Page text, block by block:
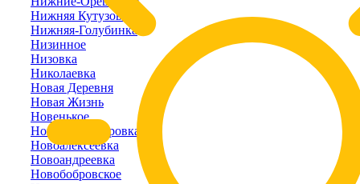
Нижняя Кутузовка
Нижняя-Голубинка
Низинное
Низовка
Николаевка
Новая Деревня
Новая Жизнь
Новенькое
Новоалександровка
Новоалексеевка
Новоандреевка
Новобобровское